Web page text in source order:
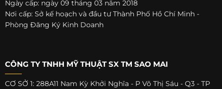
Ngày cấp: ngày 09 tháng 03 năm 2018
Nơi cấp: Sở kế hoạch và đầu tư Thành Phố Hồ Chí Minh -
Phòng Đăng Ký Kinh Doanh
CÔNG TY TNHH MỸ THUẬT SX TM SAO MAI
CƠ SỞ 1: 288A11 Nam Kỳ Khởi Nghĩa - P Võ Thị Sáu - Q3 - TP